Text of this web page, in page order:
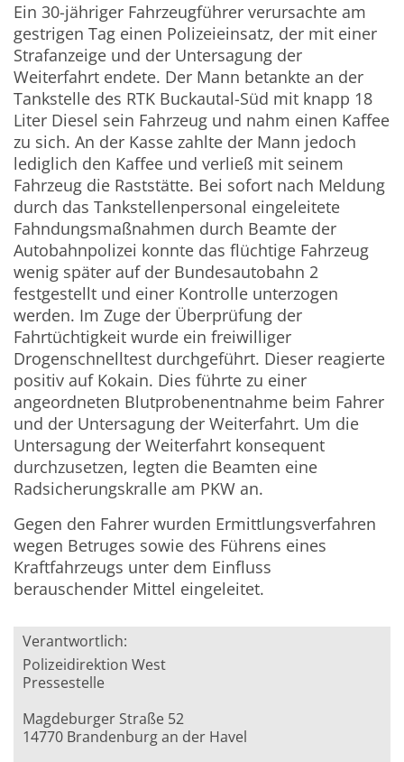
Ein 30-jähriger Fahrzeugführer verursachte am
gestrigen Tag einen Polizeieinsatz, der mit einer
Strafanzeige und der Untersagung der
Weiterfahrt endete. Der Mann betankte an der
Tankstelle des RTK Buckautal-Süd mit knapp 18
Liter Diesel sein Fahrzeug und nahm einen Kaffee
zu sich. An der Kasse zahlte der Mann jedoch
lediglich den Kaffee und verließ mit seinem
Fahrzeug die Raststätte. Bei sofort nach Meldung
durch das Tankstellenpersonal eingeleitete
Fahndungsmaßnahmen durch Beamte der
Autobahnpolizei konnte das flüchtige Fahrzeug
wenig später auf der Bundesautobahn 2
festgestellt und einer Kontrolle unterzogen
werden. Im Zuge der Überprüfung der
Fahrtüchtigkeit wurde ein freiwilliger
Drogenschnelltest durchgeführt. Dieser reagierte
positiv auf Kokain. Dies führte zu einer
angeordneten Blutprobenentnahme beim Fahrer
und der Untersagung der Weiterfahrt. Um die
Untersagung der Weiterfahrt konsequent
durchzusetzen, legten die Beamten eine
Radsicherungskralle am PKW an.
Gegen den Fahrer wurden Ermittlungsverfahren
wegen Betruges sowie des Führens eines
Kraftfahrzeugs unter dem Einfluss
berauschender Mittel eingeleitet.
Verantwortlich:
Polizeidirektion West
Pressestelle
Magdeburger Straße 52
14770 Brandenburg an der Havel